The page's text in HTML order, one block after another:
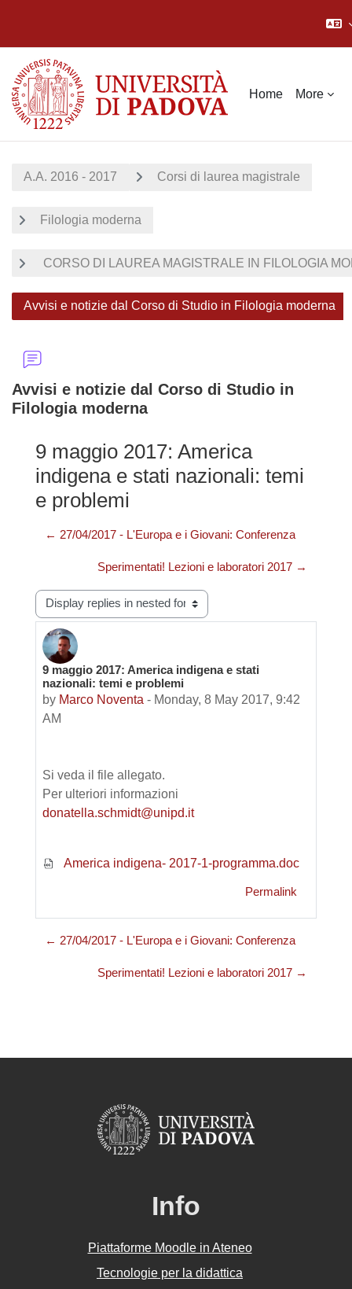
Home More
A.A. 2016 - 2017 Corsi di laurea magistrale
Filologia moderna
CORSO DI LAUREA MAGISTRALE IN FILOLOGIA
Avvisi e notizie dal Corso di Studio in Filologia moderna
Avvisi e notizie dal Corso di Studio in
Filologia moderna
9 maggio 2017: America
indigena e stati nazionali: temi
e problemi
← 27/04/2017 - L'Europa e i Giovani: Conferenza
Sperimentati! Lezioni e laboratori 2017 →
Display mode
9 maggio 2017: America indigena e stati
nazionali: temi e problemi
by Marco Noventa - Monday, 8 May 2017, 9:42
AM
Number of replies: 0
Si veda il file allegato.
Per ulteriori informazioni
donatella.schmidt@unipd.it
America indigena- 2017-1-programma.doc
Permalink
← 27/04/2017 - L'Europa e i Giovani: Conferenza
Sperimentati! Lezioni e laboratori 2017 →
Info
Piattaforme Moodle in Ateneo
Tecnologie per la didattica